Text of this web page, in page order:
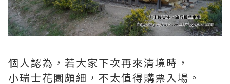
個人認為，若大家下次再來清境時，
小瑞士花園頗細，不太值得購票入場。